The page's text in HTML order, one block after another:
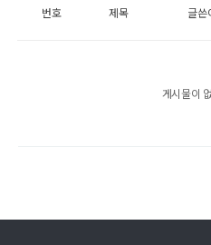
번호 제목 글쓴
게시물이